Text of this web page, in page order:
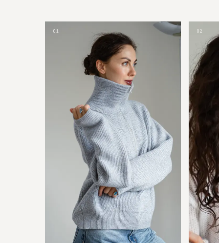
01 02